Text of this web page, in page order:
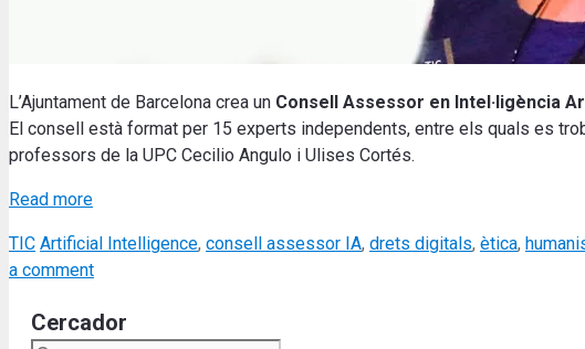
L’Ajuntament de Barcelona crea un Consell Assessor en Intel·ligència
El consell està format per 15 experts independents, entre els quals es
professors de la UPC Cecilio Angulo i Ulises Cortés.
Read more
Categories
TIC Tags
Artificial Intelligence, consell assessor IA, drets digitals, ètica,
a comment
Cercador